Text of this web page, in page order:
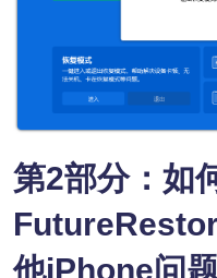
第2部分：如
他iPhone问